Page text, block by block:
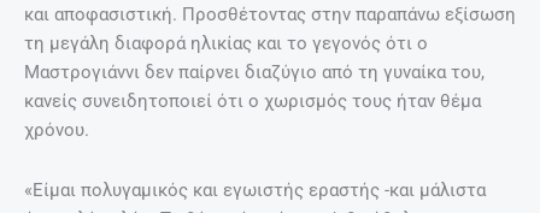
και αποφασιστική. Προσθέτοντας στην παραπάνω εξίσωση
τη μεγάλη διαφορά ηλικίας και το γεγονός ότι ο
Μαστρογιάννι δεν παίρνει διαζύγιο από τη γυναίκα του,
κανείς συνειδητοποιεί ότι ο χωρισμός τους ήταν θέμα
χρόνου.
«Είμαι πολυγαμικός και εγωιστής εραστής -και μάλιστα